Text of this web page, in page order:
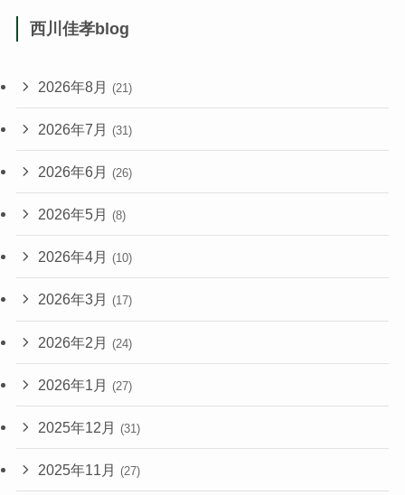
西川佳孝blog
2026年8月 (21)
2026年7月 (31)
2026年6月 (26)
2026年5月 (8)
2026年4月 (10)
2026年3月 (17)
2026年2月 (24)
2026年1月 (27)
2025年12月 (31)
2025年11月 (27)